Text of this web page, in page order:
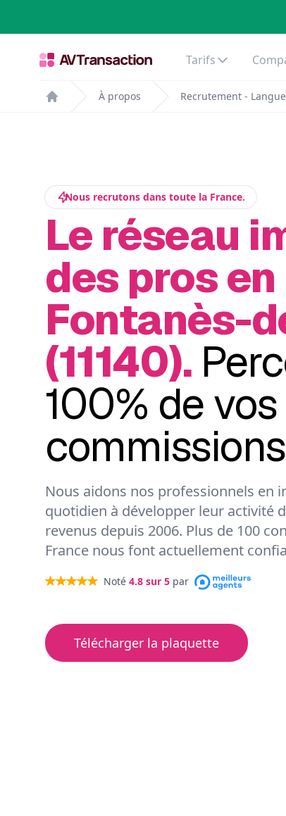
Tarifs
Home
À propos Recrutement -
Nous recrutons dans toute la France.
Le réseau
des pros en
Fontanès-
(11140).
100% de vos
Nous aidons nos professionnels en
quotidien à développer leur activité
revenus depuis 2006. Plus de 100
France nous font actuellement
Noté 4.8 sur 5 par
Télécharger la plaquette